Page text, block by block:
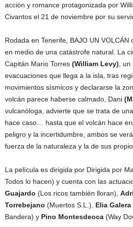
acción y romance protagonizada por
Civantos el 21 de noviembre por su
Rodada en Tenerife, BAJO UN
en medio de una catástrofe natural. La
Capitán Mario Torres (William Levy) ,
evacuaciones que llega a la isla, tras
movimientos sísmicos y declararse la
volcán parece haberse calmado, Dani
vulcanóloga, advierte que se trata de
hace caso… hasta que el volcán hace
peligro y la incertidumbre, ambos se
fuerza de la naturaleza y la de sus
La película es dirigida por Dirigida por
Todos lo hacen) y cuenta con las
Guajardo (Los ricos también lloran),
Torrebejano (Muertos S.L.), Elia Galera
Bandera) y Pino Montesdeoca (Way